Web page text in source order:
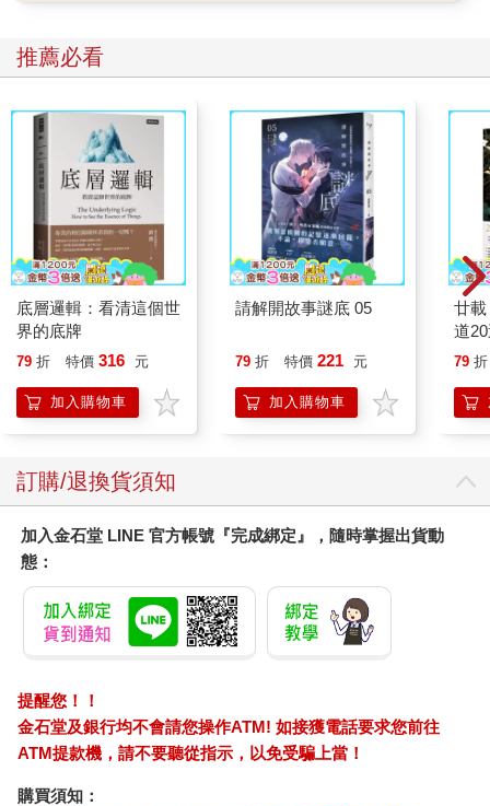
推薦必看
底層邏輯：看清這個世
界的底牌
79 折 特價 316 元
加入購物車
請解開故事謎底 05
79 折 特價 221 元
加入購物車
廿
道
79 折
訂購/退換貨須知
加入金石堂 LINE 官方帳號『完成綁定』，隨時掌握出貨動
態：
提醒您！！
金石堂及銀行均不會請您操作ATM! 如接獲電話要求您前往
ATM提款機，請不要聽從指示，以免受騙上當！
購買須知：